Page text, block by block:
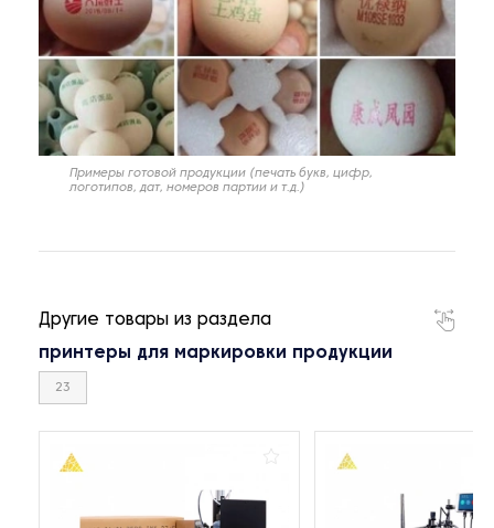
Примеры готовой продукции (печать букв, цифр,
логотипов, дат, номеров партии и т.д.)
Другие товары из раздела
принтеры для маркировки продукции
23